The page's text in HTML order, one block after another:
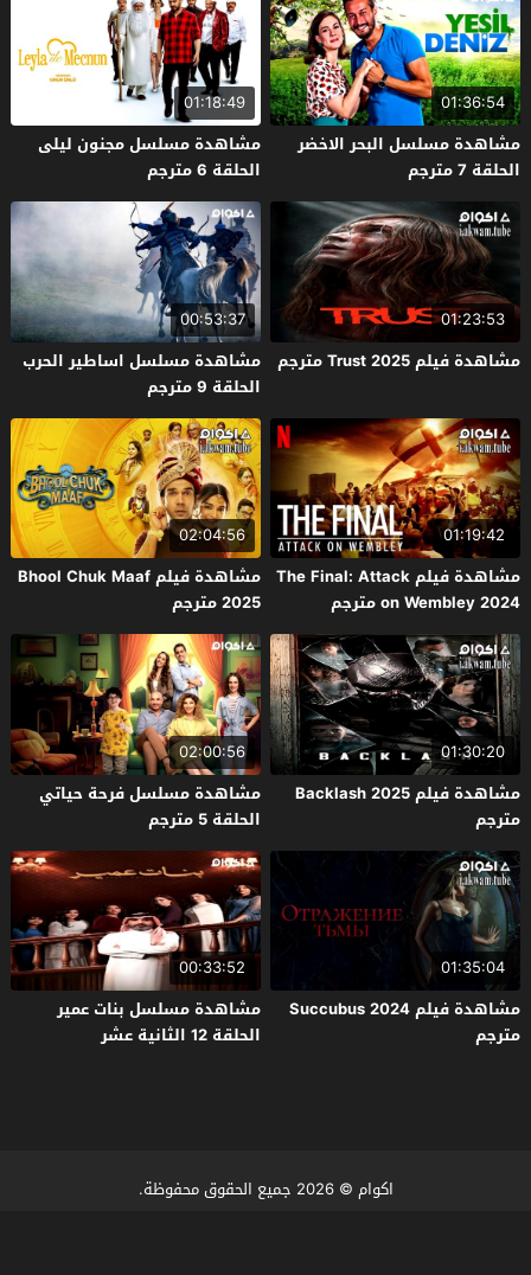
01:36:54
مشاهدة مسلسل البحر الاخضر
الحلقة 7 مترجم
01:18:49
مشاهدة مسلسل مجنون ليلى
الحلقة 6 مترجم
01:23:53
مشاهدة فيلم Trust 2025 مترجم
00:53:37
مشاهدة مسلسل اساطير الحرب
الحلقة 9 مترجم
01:19:42
مشاهدة فيلم The Final: Attack
on Wembley 2024 مترجم
02:04:56
مشاهدة فيلم Bhool Chuk Maaf
2025 مترجم
01:30:20
مشاهدة فيلم Backlash 2025
مترجم
02:00:56
مشاهدة مسلسل فرحة حياتي
الحلقة 5 مترجم
01:35:04
مشاهدة فيلم Succubus 2024
مترجم
00:33:52
مشاهدة مسلسل بنات عمير
الحلقة 12 الثانية عشر
اكوام © 2026 جميع الحقوق محفوظة.